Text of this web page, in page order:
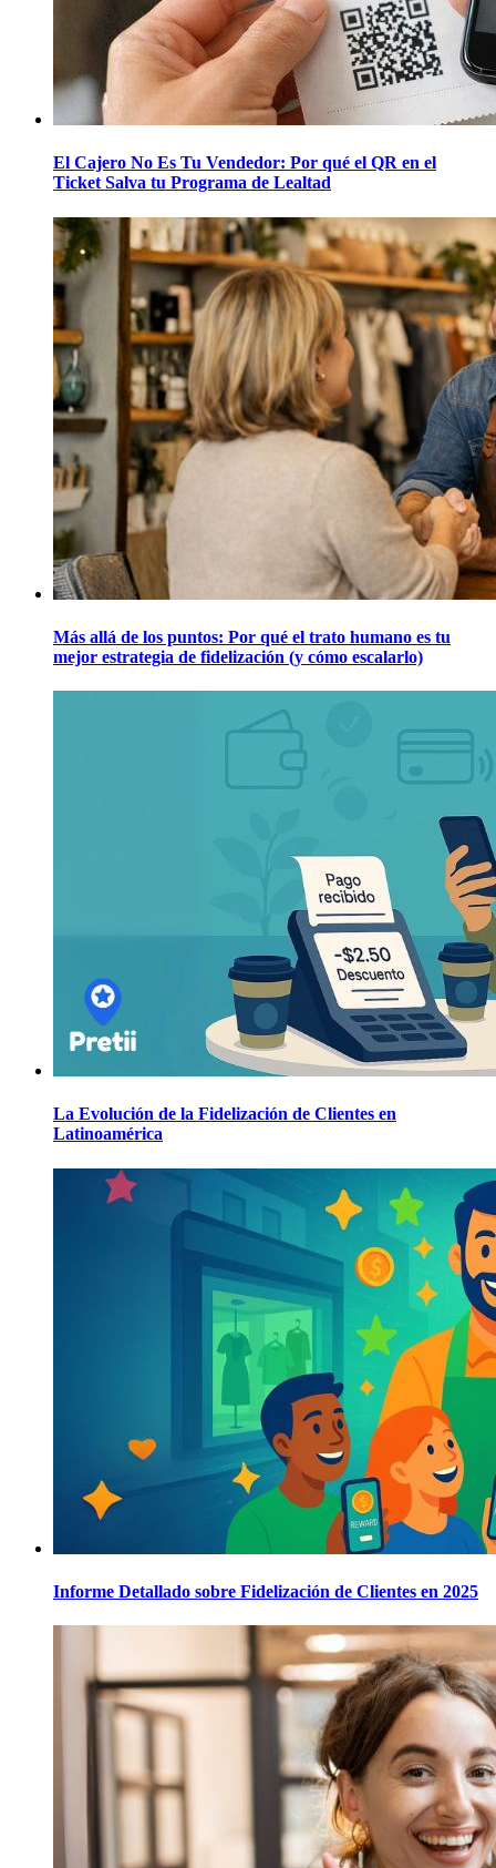
El Cajero No Es Tu Vendedor: Por qué el QR en el
Ticket Salva tu Programa de Lealtad
Más allá de los puntos: Por qué el trato humano es tu
mejor estrategia de fidelización (y cómo escalarlo)
La Evolución de la Fidelización de Clientes en
Latinoamérica
Informe Detallado sobre Fidelización de Clientes en 2025